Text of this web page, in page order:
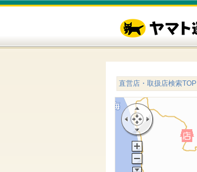
直営店・取扱店検索TOP